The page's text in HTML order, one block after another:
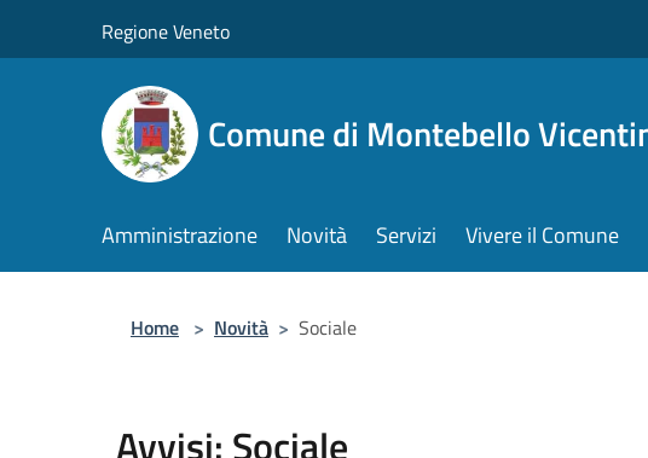
Regione Veneto
Comune di Montebello
Amministrazione Novità Servizi Vivere il Comune
Home > Novità > Sociale
Avvisi: Sociale